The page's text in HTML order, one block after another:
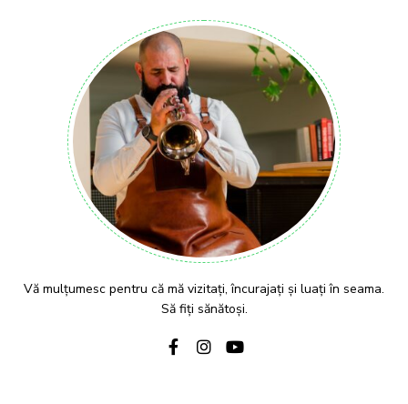
Vă mulțumesc pentru că mă vizitați, încurajați și luați în seama.
Să fiți sănătoși.